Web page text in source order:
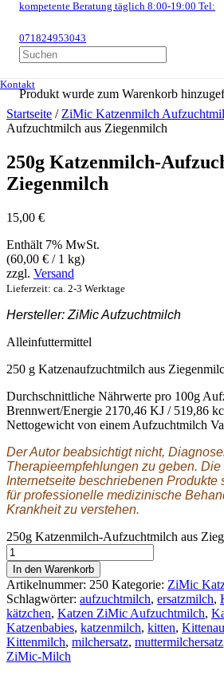
kompetente Beratung täglich 8:00-19:00 Tel:
071824953043
Produkt wurde zum Warenkorb
Kontakt
Startseite / ZiMic Katzenmilch
Aufzuchtmilch aus Ziegenmilch
250g Katzenmilch-
Ziegenmilch
15,00 €
Enthält 7% MwSt.
(60,00 € / 1 kg)
zzgl. Versand
Lieferzeit: ca. 2-3 Werktage
Hersteller: ZiMic Aufzuchtmilch
Alleinfuttermittel
250 g Katzenaufzuchtmilch aus
Durchschnittliche Nährwerte pro 100g
Brennwert/Energie 2170,46 KJ / 519,86
Nettogewicht von einem Aufzuchtmilch
Der Autor beabsichtigt nicht,
Therapieempfehlungen zu geben. Die
Internetseite beschriebenen Produkte
für professionelle medizinische
Krankheit zu verstehen.
250g Katzenmilch-Aufzuchtmilch aus
In den Warenkorb
Artikelnummer: 250 Kategorie: ZiMic
Schlagwörter: aufzuchtmilch, ersatzmilch,
kätzchen, Katzen ZiMic Aufzuchtmilch,
Katzenbabies, katzenmilch, kitten,
Kittenmilch, milchersatz, muttermilchersatz
ZiMic-Milch